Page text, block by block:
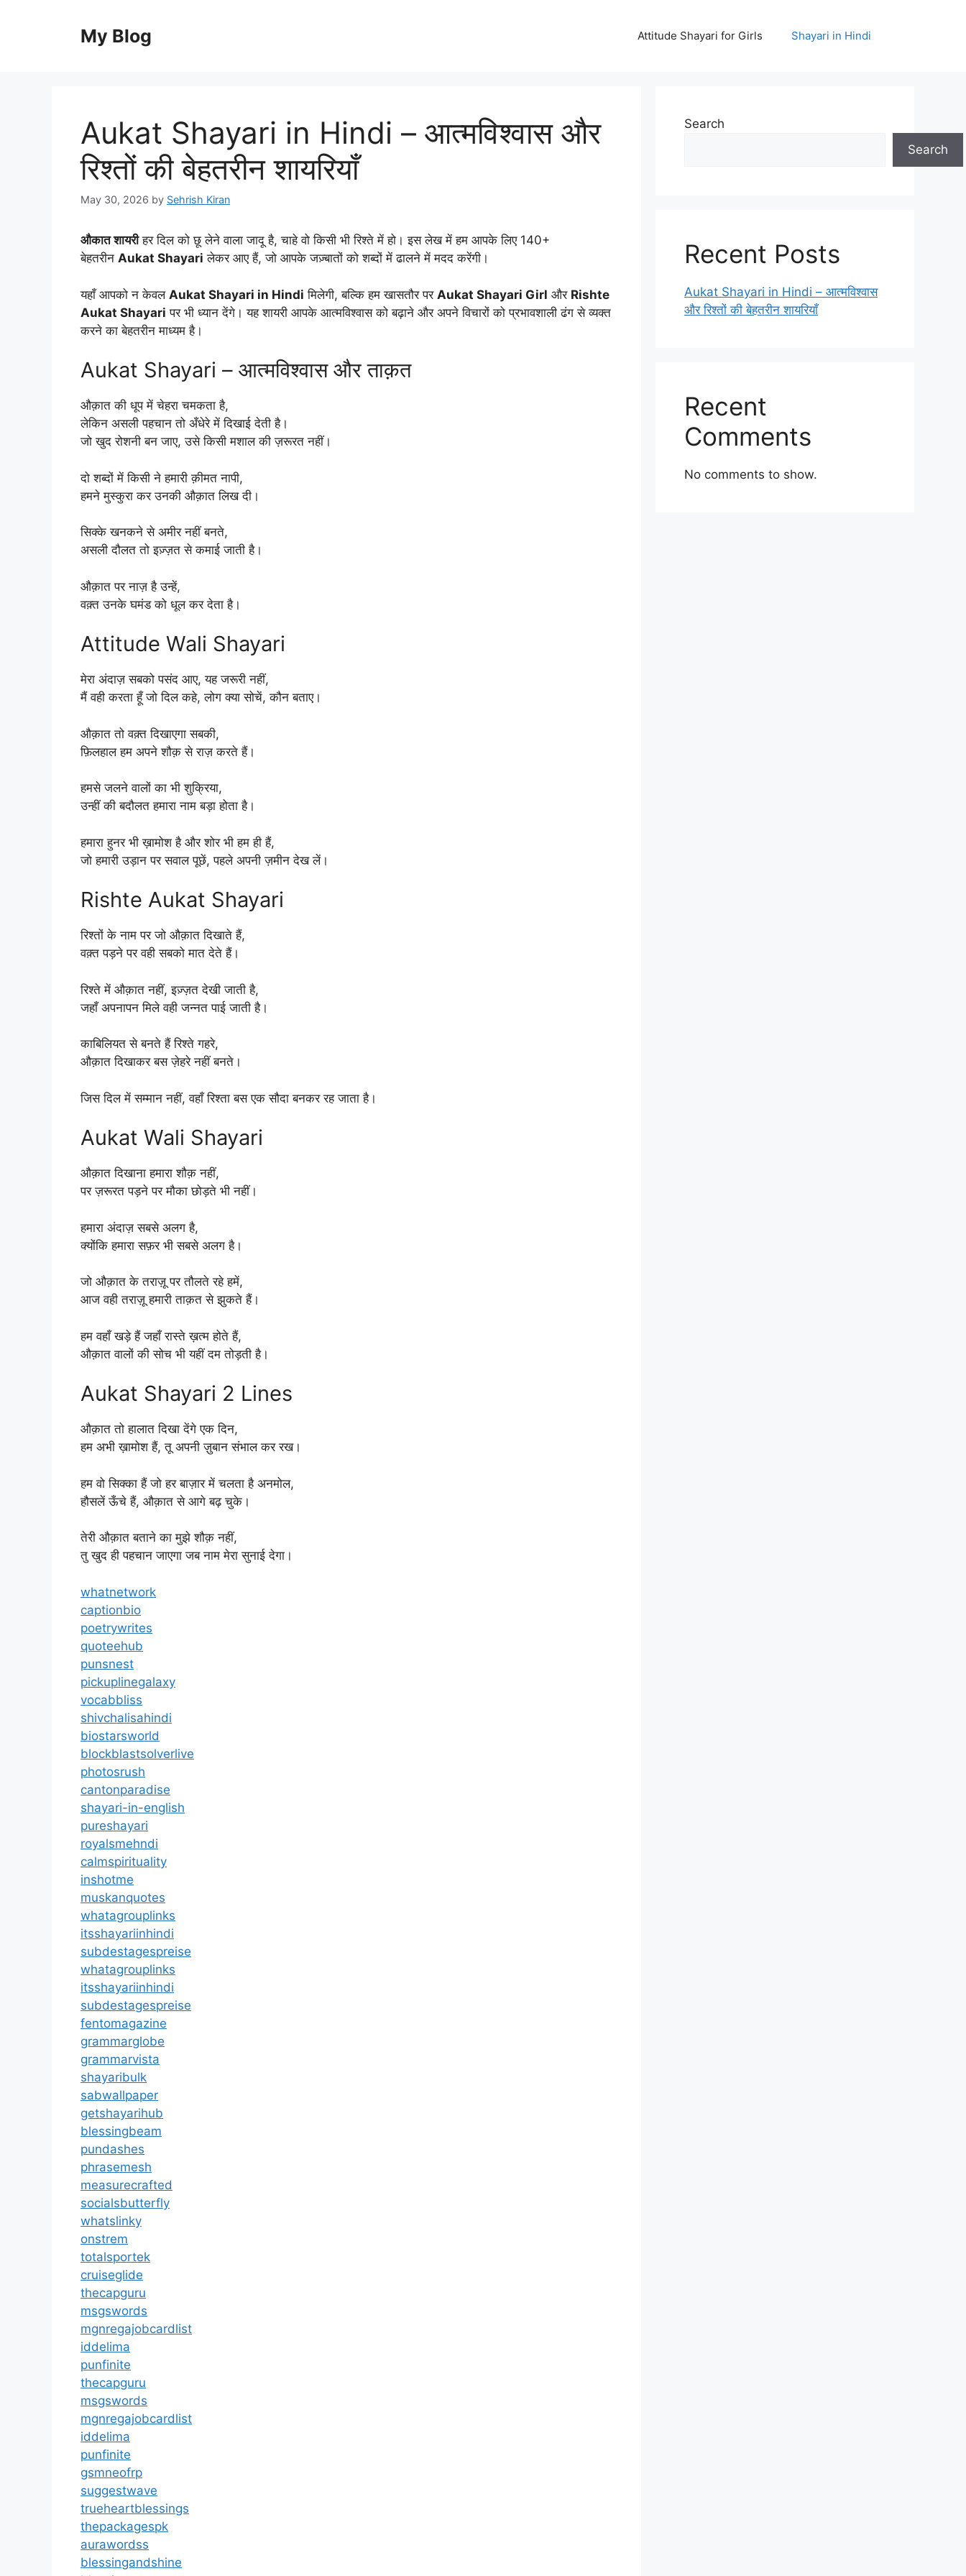
My Blog Attitude Shayari for Girls Shayari in Hindi
Aukat Shayari in Hindi – आत्मविश्वास और
रिश्तों की बेहतरीन शायरियाँ
May 30, 2026 by Sehrish Kiran
औकात शायरीहर दिल को छू लेने वाला जादू है, चाहे वो किसी भी रिश्ते में हो। इस लेख में हम आपके लिए 140+
बेहतरीन Aukat Shayari लेकर आए हैं, जो आपके जज़्बातों को शब्दों में ढालने में मदद करेंगी।
यहाँ आपको न केवल Aukat Shayari in Hindi मिलेगी, बल्कि हम खासतौर पर Aukat Shayari Girl और Rishte
Aukat Shayari पर भी ध्यान देंगे। यह शायरी आपके आत्मविश्वास को बढ़ाने और अपने विचारों को प्रभावशाली ढंग से व्यक्त
करने का बेहतरीन माध्यम है।
Aukat Shayari – आत्मविश्वास और ताक़त
औक़ात की धूप में चेहरा चमकता है,
लेकिन असली पहचान तो अँधेरे में दिखाई देती है।
जो खुद रोशनी बन जाए, उसे किसी मशाल की ज़रूरत नहीं।
दो शब्दों में किसी ने हमारी क़ीमत नापी,
हमने मुस्कुरा कर उनकी औक़ात लिख दी।
सिक्के खनकने से अमीर नहीं बनते,
असली दौलत तो इज़्ज़त से कमाई जाती है।
औक़ात पर नाज़ है उन्हें,
वक़्त उनके घमंड को धूल कर देता है।
Attitude Wali Shayari
मेरा अंदाज़ सबको पसंद आए, यह जरूरी नहीं,
मैं वही करता हूँ जो दिल कहे, लोग क्या सोचें, कौन बताए।
औक़ात तो वक़्त दिखाएगा सबकी,
फ़िलहाल हम अपने शौक़ से राज़ करते हैं।
हमसे जलने वालों का भी शुक्रिया,
उन्हीं की बदौलत हमारा नाम बड़ा होता है।
हमारा हुनर भी ख़ामोश है और शोर भी हम ही हैं,
जो हमारी उड़ान पर सवाल पूछें, पहले अपनी ज़मीन देख लें।
Rishte Aukat Shayari
रिश्तों के नाम पर जो औक़ात दिखाते हैं,
वक़्त पड़ने पर वही सबको मात देते हैं।
रिश्ते में औक़ात नहीं, इज़्ज़त देखी जाती है,
जहाँ अपनापन मिले वही जन्नत पाई जाती है।
काबिलियत से बनते हैं रिश्ते गहरे,
औक़ात दिखाकर बस ज़ेहरे नहीं बनते।
जिस दिल में सम्मान नहीं, वहाँ रिश्ता बस एक सौदा बनकर रह जाता है।
Aukat Wali Shayari
औक़ात दिखाना हमारा शौक़ नहीं,
पर ज़रूरत पड़ने पर मौका छोड़ते भी नहीं।
हमारा अंदाज़ सबसे अलग है,
क्योंकि हमारा सफ़र भी सबसे अलग है।
जो औक़ात के तराज़ू पर तौलते रहे हमें,
आज वही तराज़ू हमारी ताक़त से झुकते हैं।
हम वहाँ खड़े हैं जहाँ रास्ते ख़त्म होते हैं,
औक़ात वालों की सोच भी यहीं दम तोड़ती है।
Aukat Shayari 2 Lines
औक़ात तो हालात दिखा देंगे एक दिन,
हम अभी ख़ामोश हैं, तू अपनी ज़ुबान संभाल कर रख।
हम वो सिक्का हैं जो हर बाज़ार में चलता है अनमोल,
हौसलें ऊँचे हैं, औक़ात से आगे बढ़ चुके।
तेरी औक़ात बताने का मुझे शौक़ नहीं,
तु खुद ही पहचान जाएगा जब नाम मेरा सुनाई देगा।
whatnetwork
captionbio
poetrywrites
quoteehub
punsnest
pickuplinegalaxy
vocabbliss
shivchalisahindi
biostarsworld
blockblastsolverlive
photosrush
cantonparadise
shayari-in-english
pureshayari
royalsmehndi
calmspirituality
inshotme
muskanquotes
whatagrouplinks
itsshayariinhindi
subdestagespreise
whatagrouplinks
itsshayariinhindi
subdestagespreise
fentomagazine
grammarglobe
grammarvista
shayaribulk
sabwallpaper
getshayarihub
blessingbeam
pundashes
phrasemesh
measurecrafted
socialsbutterfly
whatslinky
onstrem
totalsportek
cruiseglide
thecapguru
msgswords
mgnregajobcardlist
iddelima
punfinite
thecapguru
msgswords
mgnregajobcardlist
iddelima
punfinite
gsmneofrp
suggestwave
trueheartblessings
thepackagespk
aurawordss
blessingandshine
Search
Search
Recent Posts
Aukat Shayari in Hindi – आत्मविश्वास
और रिश्तों की बेहतरीन शायरियाँ
Recent
Comments
No comments to show.